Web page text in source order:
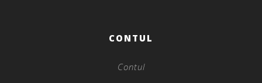
CONTUL
Contul